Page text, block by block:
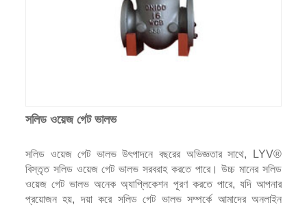
সলিড ওয়েজ গেট ভালভ
সলিড ওয়েজ গেট ভালভ উৎপাদনে বছরের অভিজ্ঞতার সাথে, LYV®
বিস্তৃত সলিড ওয়েজ গেট ভালভ সরবরাহ করতে পারে। উচ্চ মানের সলিড
ওয়েজ গেট ভালভ অনেক অ্যাপ্লিকেশন পূরণ করতে পারে, যদি আপনার
প্রয়োজন হয়, দয়া করে সলিড গেট ভালভ সম্পর্কে আমাদের অনলাইন